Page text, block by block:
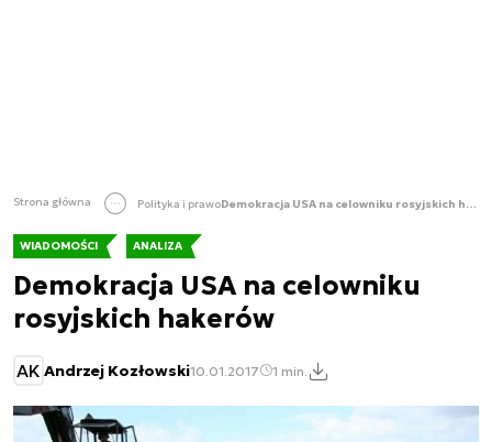
Strona główna Polityka i prawo Demokracja USA na celowniku rosyjskich hakerów
WIADOMOŚCI ANALIZA
Demokracja USA na celowniku
rosyjskich hakerów
AK Andrzej Kozłowski10.01.2017 1 min.